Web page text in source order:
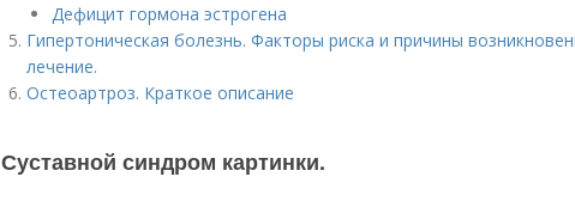
Дефицит гормона эстрогена
Гипертоническая болезнь. Факторы риска и причины
лечение.
Остеоартроз. Краткое описание
Суставной синдром картинки.